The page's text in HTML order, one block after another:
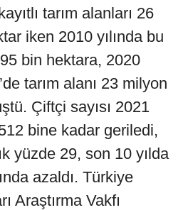
tarım alanları 26
iken 2010 yılında bu
bin hektara, 2020
tarım alanı 23 milyon
Çiftçi sayısı 2021
bine kadar geriledi,
yüzde 29, son 10 yılda
azaldı. Türkiye
Araştırma Vakfı